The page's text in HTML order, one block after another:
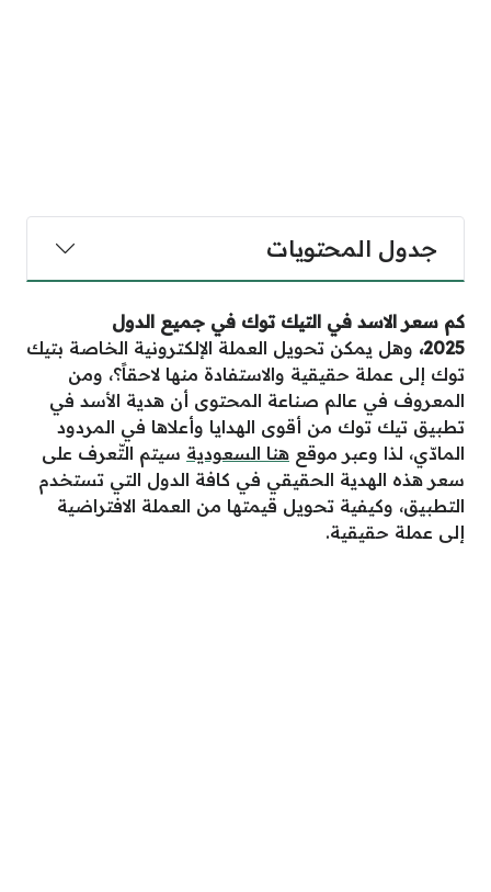
جدول المحتويات
كم سعر الاسد في التيك توك في جميع الدول
2025، وهل يمكن تحويل العملة الإلكترونية الخاصة بتيك
توك إلى عملة حقيقية والاستفادة منها لاحقاً؟، ومن
المعروف في عالم صناعة المحتوى أن هدية الأسد في
تطبيق تيك توك من أقوى الهدايا وأعلاها في المردود
المادّي، لذا وعبر موقع هنا السعودية سيتم التّعرف على
سعر هذه الهدية الحقيقي في كافة الدول التي تستخدم
التطبيق، وكيفية تحويل قيمتها من العملة الافتراضية
إلى عملة حقيقية.